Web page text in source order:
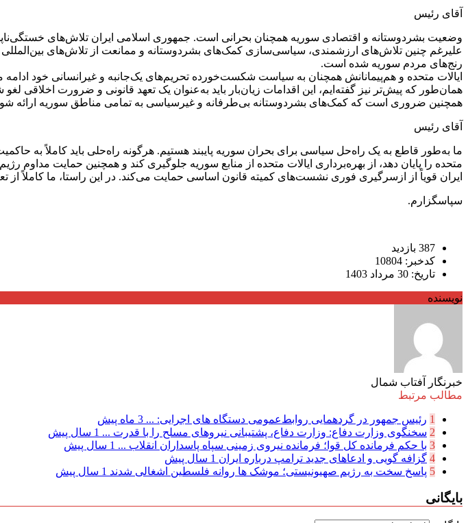
آقای رئیس
وضعیت بشردوستانه و اقتصادی سوریه همچنان بحرانی است. جمهوری اسلامی ایران تلاش‌های
علیرغم چنین تلاش‌های ارزشمندی، سیاسی‌سازی کمک‌های بشردوستانه و ممانعت از تلاش‌های
رنج‌های مردم سوریه شده است.
ایالات متحده و هم‌پیمانانش همچنان به سیاست شکست‌خورده تحریم‌های یک‌جانبه و غیرانسانی خود
همان‌طور که پیش‌تر نیز گفته‌ایم، این اقدامات زیان‌بار باید به‌عنوان یک تعهد قانونی و ضرورت اخلاقی
همچنین ضروری است که کمک‌های بشردوستانه بی‌طرفانه و غیرسیاسی به تمامی مناطق سوریه ارائه شود
آقای رئیس
ما به‌طور قاطع به یک راه‌حل سیاسی برای بحران سوریه پایبند هستیم. هرگونه راه‌حلی باید کاملاً به
متحده را پایان دهد، از بهره‌برداری ایالات متحده از منابع سوریه جلوگیری کند و همچنین حمایت مداوم
ایران قویاً از ازسرگیری فوری نشست‌های کمیته قانون اساسی حمایت می‌کند. در این راستا، ما کاملاً
سپاسگزارم.
387 بازدید
کدخبر: 10804
تاریخ: 30 مرداد 1403
نویسنده
خبرنگار آفتاب شمال
مطالب مرتبط
1 رئیس جمهور در گردهمایی روابط‌عمومی دستگاه های اجرایی: ... 3 ماه پیش
2 سخنگوی وزارت دفاع: وزارت دفاع، پشتیبانی نیرو‌های مسلح را با قدرت ... 1 سال پیش
3 با حکم فرمانده کل قوا؛ فرمانده نیروی زمینی سپاه پاسداران انقلاب ... 1 سال پیش
4 گزافه گویی و ادعا‌های جدید ترامپ درباره ایران 1 سال پیش
5 پاسخ سخت به رژیم صهیونیستی؛ موشک ها روانه فلسطین اشغالی شدند 1 سال پیش
بایگانی